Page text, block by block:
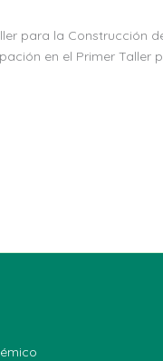
para la Construcción
en el Primer Taller